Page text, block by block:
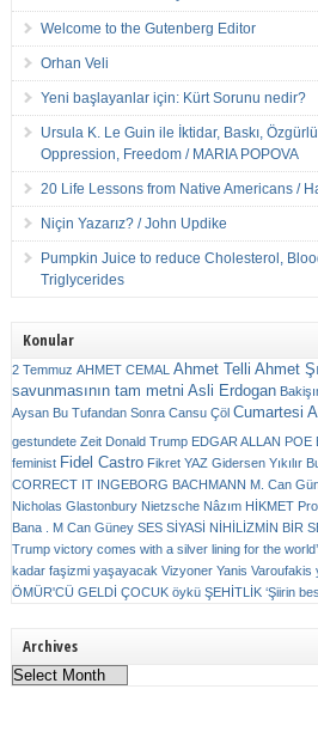
Welcome to the Gutenberg Editor
Orhan Veli
Yeni başlayanlar için: Kürt Sorunu nedir?
Ursula K. Le Guin ile İktidar, Baskı,
Oppression, Freedom / MARIA POPOVA
20 Life Lessons from Native Americans /
Niçin Yazarız? / John Updike
Pumpkin Juice to reduce Cholesterol,
Triglycerides
Konular
2 Temmuz AHMET CEMAL Ahmet Telli Ahmet
savunmasının tam metni Asli Erdogan
Aysan Bu Tufandan Sonra Cansu Çöl Cumartesi
gestundete Zeit Donald Trump EDGAR ALLAN POE
feminist Fidel Castro Fikret YAZ Gidersen Yıkılır
CORRECT IT INGEBORG BACHMANN M. Can
Nicholas Glastonbury Nietzsche Nâzım HİKMET
Bana . M Can Güney SES SİYASİ NİHİLİZMİN BİR
Trump victory comes with a silver lining for the
kadar faşizmi yaşayacak Vizyoner Yanis Varoufakis
ÖMÜR'CÜ GELDİ ÇOCUK öykü ŞEHİTLİK ‘Şiirin
Archives
Archives